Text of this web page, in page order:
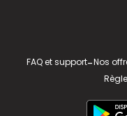
FAQ et support-Nos